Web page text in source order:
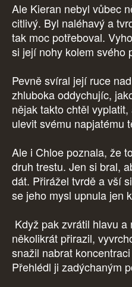
Ale Kieran nebyl vůbec
citlivý. Byl naléhavý a
tak moc potřeboval.
si její nohy kolem svého
Pevně svíral její ruce
zhluboka oddychujíc,
nějak takto chtěl
ulevit svému napjatému
Ale i Chloe poznala, že
druh trestu. Jen si bral,
dát. Přirážel tvrdě a vší
se jeho mysl upnula jen
Když pak zvrátil hlavu
několikrát přirazil,
snažil nabrat
Přehlédl ji zadýchaným